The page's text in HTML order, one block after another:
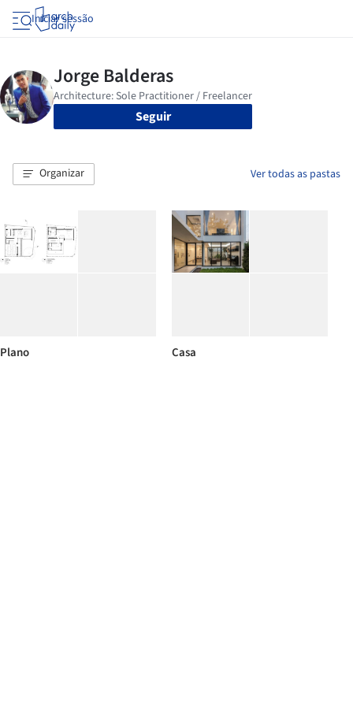
Iniciar sessão
Seguir
Organizar Ver todas as pastas
Plano Casa